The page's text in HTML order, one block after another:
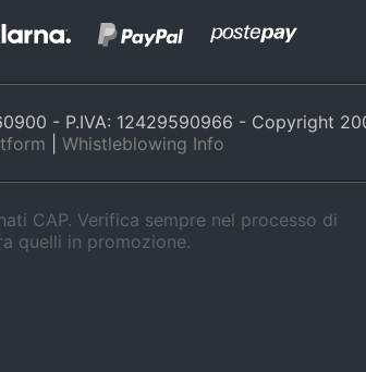
- P.IVA: 12429590966 - Copyright
Whistleblowing Info
CAP. Verifica sempre nel processo di
quelli in promozione.